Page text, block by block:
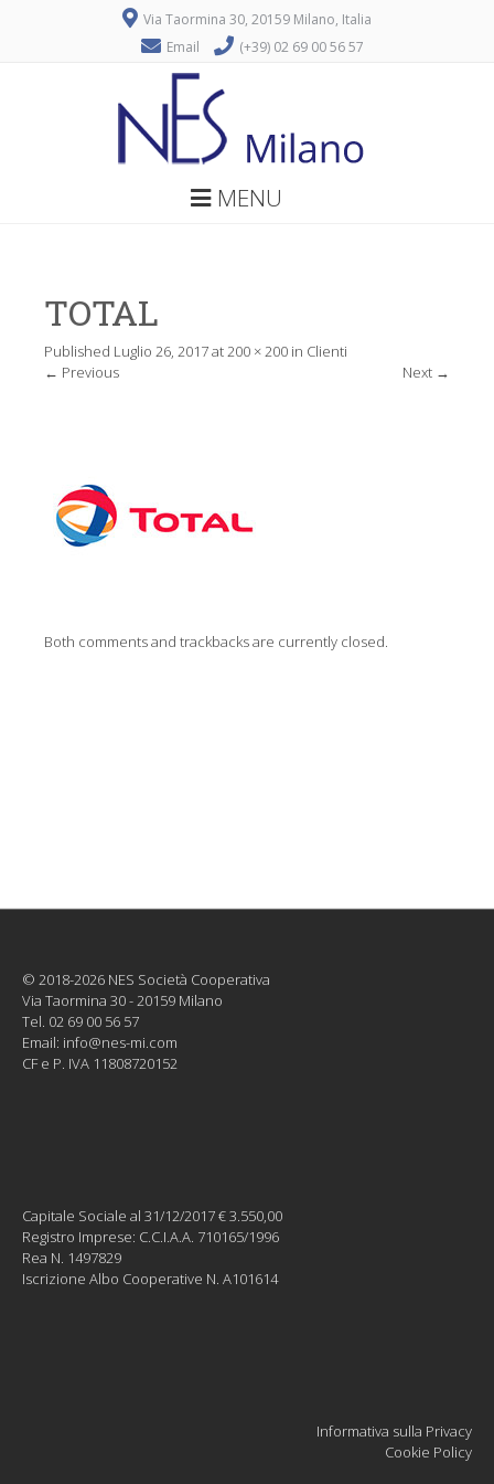
Via Taormina 30, 20159 Milano, Italia
Email
(+39) 02 69 00 56 57
MENU
TOTAL
Published Luglio 26, 2017at200 × 200 in Clienti
← Previous Next →
Both comments and trackbacks are currently closed.
© 2018-2026 NES Società Cooperativa
Via Taormina 30 - 20159 Milano
Tel. 02 69 00 56 57
Email: info@nes-mi.com
CF e P. IVA 11808720152
Capitale Sociale al 31/12/2017 € 3.550,00
Registro Imprese: C.C.I.A.A. 710165/1996
Rea N. 1497829
Iscrizione Albo Cooperative N. A101614
Informativa sulla Privacy
Cookie Policy